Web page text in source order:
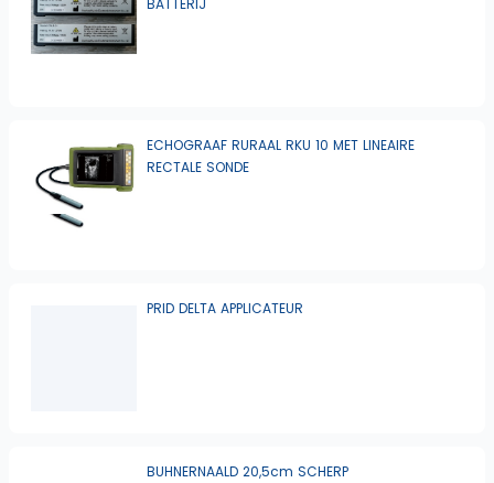
BATTERIJ
ECHOGRAAF RURAAL RKU 10 MET LINEAIRE
RECTALE SONDE
PRID DELTA APPLICATEUR
BUHNERNAALD 20,5cm SCHERP